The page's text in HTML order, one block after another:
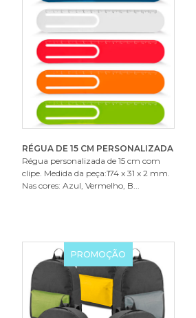
RÉGUA DE 15 CM PERSONALIZADA
Régua personalizada de 15 cm com
clipe. Medida da peça:174 x 31 x 2 mm.
Nas cores: Azul, Vermelho, B...
PROMOÇÃO